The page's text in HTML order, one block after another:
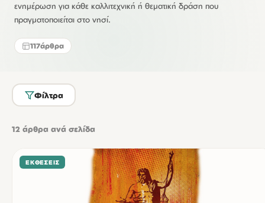
ενημέρωση για κάθε καλλιτεχνική ή θεματική δράση που
πραγματοποιείται στο νησί.
117άρθρα
Φίλτρα
12 άρθρα ανά σελίδα
ΕΚΘΈΣΕΙΣ